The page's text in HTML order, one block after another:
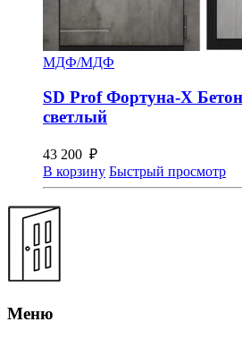
МДФ/МДФ
SD Prof Фортуна-Х
светлый
43 200 ₽
В корзину Быстрый просмотр
Меню